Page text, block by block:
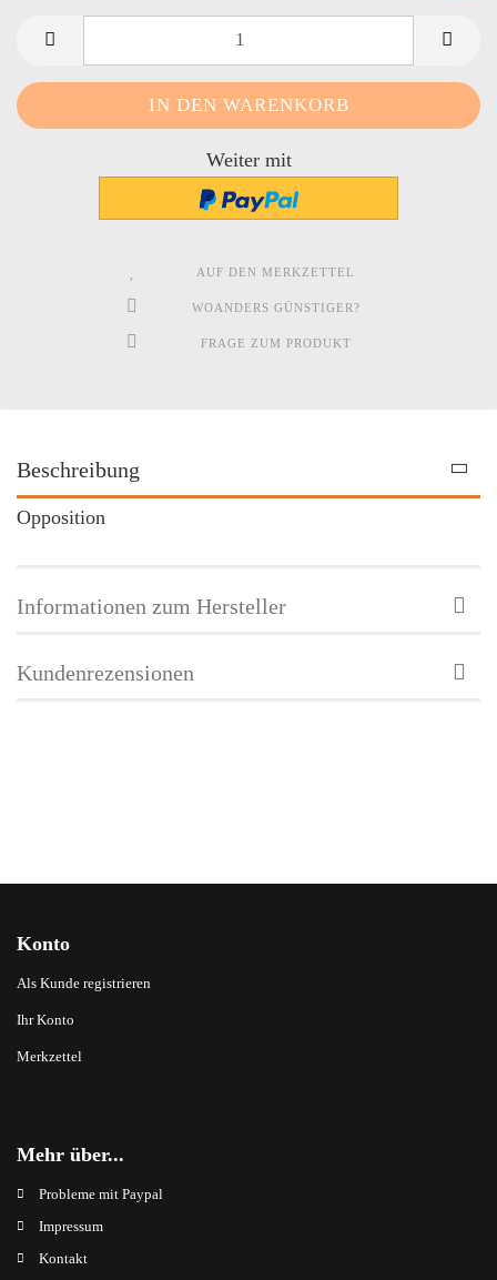
Weiter mit
AUF DEN MERKZETTEL
WOANDERS GÜNSTIGER?
FRAGE ZUM PRODUKT
Beschreibung
Opposition
Informationen zum Hersteller
Kundenrezensionen
Konto
Als Kunde registrieren
Ihr Konto
Merkzettel
Mehr über...
Probleme mit Paypal
Impressum
Kontakt